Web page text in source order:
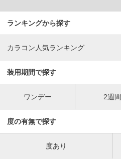
ランキングから探す
カラコン人気ランキング
装用期間で探す
ワンデー 2週間
度の有無で探す
度あり